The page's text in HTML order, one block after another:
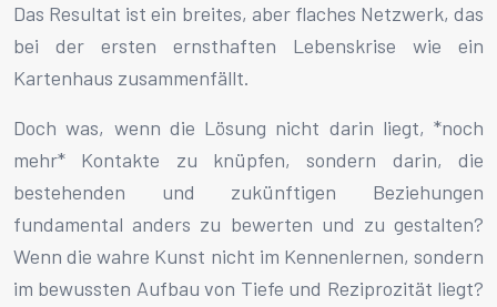
Das Resultat ist ein breites, aber flaches Netzwerk, das
bei der ersten ernsthaften Lebenskrise wie ein
Kartenhaus zusammenfällt.
Doch was, wenn die Lösung nicht darin liegt, *noch
mehr* Kontakte zu knüpfen, sondern darin, die
bestehenden und zukünftigen Beziehungen
fundamental anders zu bewerten und zu gestalten?
Wenn die wahre Kunst nicht im Kennenlernen, sondern
im bewussten Aufbau von Tiefe und Reziprozität liegt?